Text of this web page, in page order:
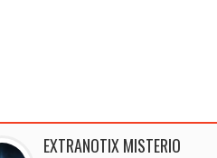
EXTRANOTIX MISTERIO